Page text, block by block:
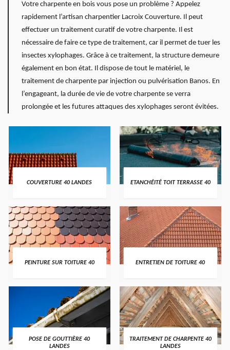
Votre charpente en bois vous pose un problème ? Appelez
rapidement l’artisan charpentier Lacroix Couverture. Il peut
effectuer un traitement curatif de votre charpente. Il est
nécessaire de faire ce type de traitement, car il permet de tuer les
insectes xylophages. Grâce à ce traitement, la structure demeure
également en bon état. Il dispose de tout le matériel, le
traitement de charpente par injection ou pulvérisation Banos. En
l’engageant, la durée de vie de votre charpente se verra
prolongée et les futures attaques des xylophages seront évitées.
COUVERTURE 40 LANDES ETANCHÉITÉ TOIT TERRASSE 40
PEINTURE SUR TOITURE 40 ENTRETIEN DE TOITURE 40
POSE DE GOUTTIÈRE 40
LANDES
TRAITEMENT DE CHARPENTE 40
LANDES